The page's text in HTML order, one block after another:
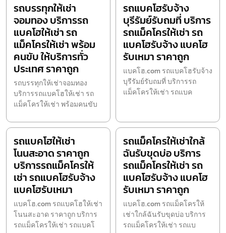
รถบรรทุกให้เช่า
จอมทอง บริการรถ
แบคโฮให้เช่า รถ
แม็คโครให้เช่า พร้อม
คนขับ ให้บริการทั่ว
ประเทศ ราคาถูก
รถบรรทุกให้เช่าจอมทอง
บริการรถแบคโฮให้เช่า รถ
แม็คโครให้เช่า พร้อมคนขับ
รถแบคโฮรับจ้าง
บุรีรัมย์รับถมที่ บริการ
รถแม็คโครให้เช่า รถ
แบคโฮรับจ้าง แบคโฮ
รับเหมา ราคาถูก
แบคโฮ.com รถแบคโฮรับจ้าง
บุรีรัมย์รับถมที่ บริการรถ
แม็คโครให้เช่า รถแบค
รถแบคโฮให้เช่า
โนนสะอาด ราคาถูก
บริการรถแม็คโครให้
เช่า รถแบคโฮรับจ้าง
แบคโฮรับเหมา
แบคโฮ.com รถแบคโฮให้เช่า
โนนสะอาด ราคาถูก บริการ
รถแม็คโครให้เช่า รถแบคโ
รถแม็คโครให้เช่าใกล้
ฉันรับขุดบ่อ บริการ
รถแม็คโครให้เช่า รถ
แบคโฮรับจ้าง แบคโฮ
รับเหมา ราคาถูก
แบคโฮ.com รถแม็คโครให้
เช่าใกล้ฉันรับขุดบ่อ บริการ
รถแม็คโครให้เช่า รถแบ